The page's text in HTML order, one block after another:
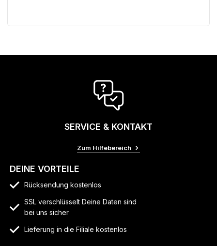
SERVICE & KONTAKT
Zum Hilfebereich
DEINE VORTEILE
Rücksendung kostenlos
SSL verschlüsselt Deine Daten sind
bei uns sicher
Lieferung in die Filiale kostenlos